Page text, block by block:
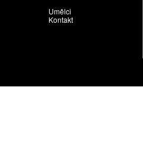
Umělci
Kontakt